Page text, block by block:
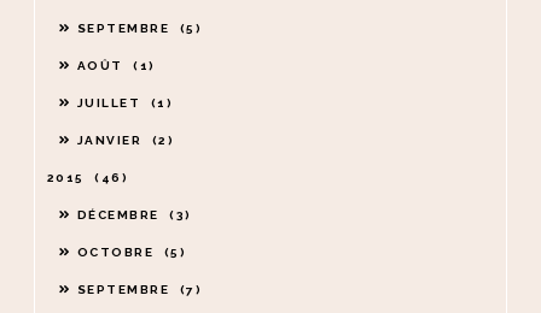
SEPTEMBRE 5
AOÛT 1
JUILLET 1
JANVIER 2
2015 46
DÉCEMBRE 3
OCTOBRE 5
SEPTEMBRE 7